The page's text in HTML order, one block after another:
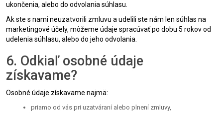
ukončenia, alebo do odvolania súhlasu.
Ak ste s nami neuzatvorili zmluvu a udelili ste nám len súhlas na
marketingové účely, môžeme údaje spracúvať po dobu 5 rokov od
udelenia súhlasu, alebo do jeho odvolania.
6. Odkiaľ osobné údaje
získavame?
Osobné údaje získavame najmä:
priamo od vás pri uzatváraní alebo plnení zmluvy,